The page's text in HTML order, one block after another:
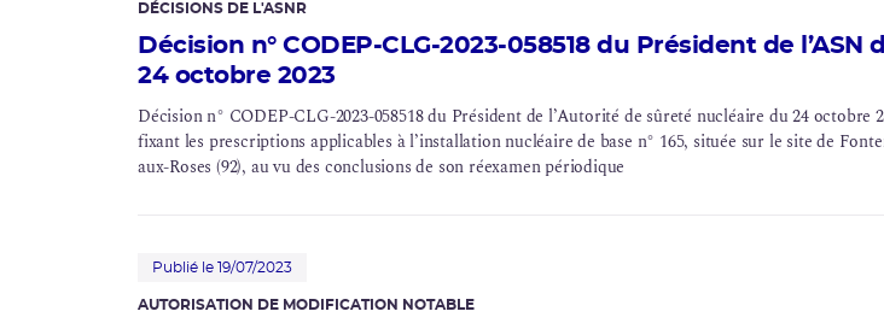
DÉCISIONS DE L'ASNR
Décision n° CODEP-CLG-2023-058518 du Président de l’ASN
24 octobre 2023
Décision n° CODEP-CLG-2023-058518 du Président de l’Autorité de sûreté nucléaire du 24 octobre
fixant les prescriptions applicables à l’installation nucléaire de base n° 165, située sur le site de
aux-Roses (92), au vu des conclusions de son réexamen périodique
Publié le 19/07/2023
AUTORISATION DE MODIFICATION NOTABLE